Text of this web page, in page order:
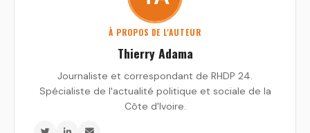
À PROPOS DE L'AUTEUR
Thierry Adama
Journaliste et correspondant de RHDP 24.
Spécialiste de l'actualité politique et sociale de la
Côte d'Ivoire.